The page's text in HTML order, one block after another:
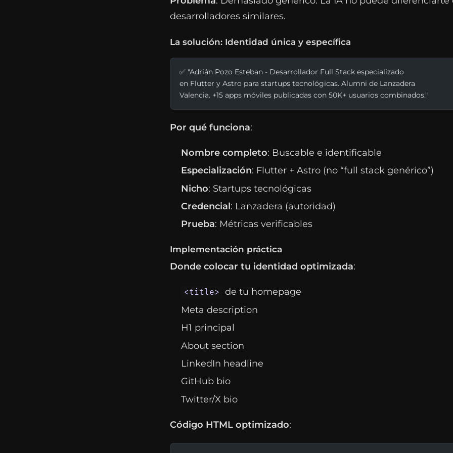
desarrolladores similares.
La solución: Identidad única y específica
✅ "Adrián Pozo Esteban - Desarrollador Full Stack especializado
en Flutter y Astro para startups tecnológicas. Alumni de Lanzadera
Valencia. +15 apps móviles publicadas con 50K+ usuarios combinados."
Por qué funciona:
Nombre completo: Buscable e identificable
Especialización: Flutter + Astro (no “full stack genérico”)
Nicho: Startups tecnológicas
Credencial: Lanzadera (autoridad)
Prueba: Métricas verificables
Implementación práctica
Donde colocar tu identidad optimizada:
<title> de tu homepage
Meta description
H1 principal
About section
LinkedIn headline
GitHub bio
Twitter/X bio
Código HTML optimizado: